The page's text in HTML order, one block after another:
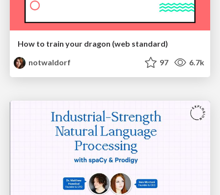
How to train your dragon (web standard)
notwaldorf
97 6.7k